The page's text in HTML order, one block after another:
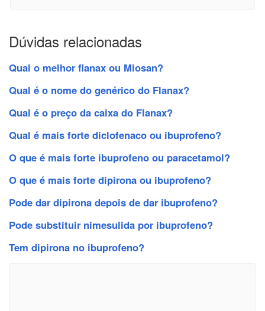
Dúvidas relacionadas
Qual o melhor flanax ou Miosan?
Qual é o nome do genérico do Flanax?
Qual é o preço da caixa do Flanax?
Qual é mais forte diclofenaco ou ibuprofeno?
O que é mais forte ibuprofeno ou paracetamol?
O que é mais forte dipirona ou ibuprofeno?
Pode dar dipirona depois de dar ibuprofeno?
Pode substituir nimesulida por ibuprofeno?
Tem dipirona no ibuprofeno?